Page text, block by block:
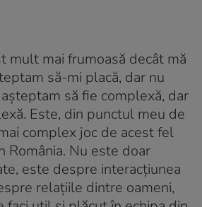
mult mai frumoasă decât mă
să-mi placă, dar nu
să fie complexă, dar
Este, din punctul meu de
complex joc de acest fel
România. Nu este doar
este despre interacțiunea
relațiile dintre oameni,